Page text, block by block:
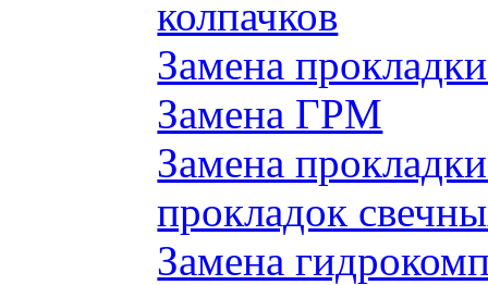
колпачков
Замена
Замена ГРМ
Замена
прокладок
Замена